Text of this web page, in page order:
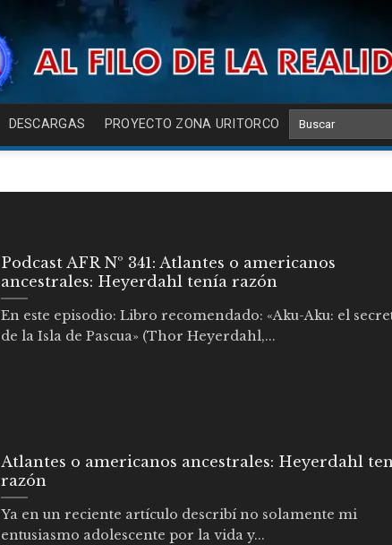
DESCARGAS PROYECTO ZONA URITORCO
Podcast AFR Nº 341: Atlantes o americanos
ancestrales: Heyerdahl tenía razón
En este episodio: Libro recomendado: «Aku-Aku: el
de la Isla de Pascua» (Thor Heyerdahl,...
Atlantes o americanos ancestrales: Heyerdahl
razón
Ya en un reciente artículo describí no solamente mi
entusiasmo adolescente por la vida y...